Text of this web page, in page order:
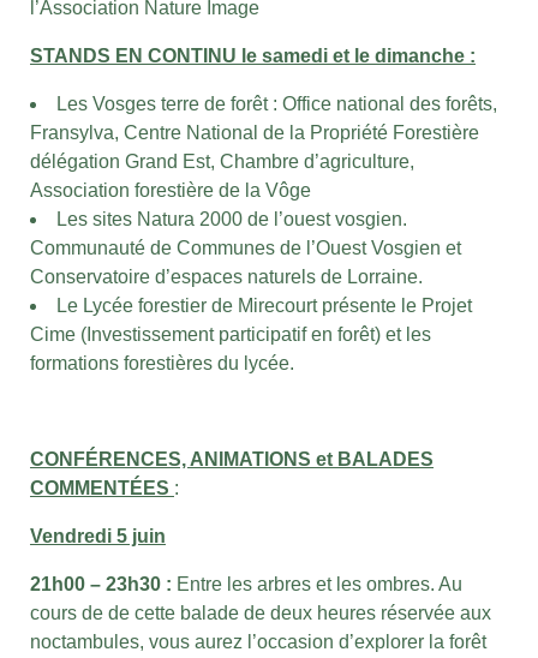
l’Association Nature Image
STANDS EN CONTINU le samedi et le dimanche :
Les Vosges terre de forêt : Office national des forêts,
Fransylva, Centre National de la Propriété Forestière
délégation Grand Est, Chambre d’agriculture,
Association forestière de la Vôge
Les sites Natura 2000 de l’ouest vosgien.
Communauté de Communes de l’Ouest Vosgien et
Conservatoire d’espaces naturels de Lorraine.
Le Lycée forestier de Mirecourt présente le Projet
Cime (Investissement participatif en forêt) et les
formations forestières du lycée.
CONFÉRENCES, ANIMATIONS et BALADES
COMMENTÉES :
Vendredi 5 juin
21h00 – 23h30 : Entre les arbres et les ombres. Au
cours de de cette balade de deux heures réservée aux
noctambules, vous aurez l’occasion d’explorer la forêt